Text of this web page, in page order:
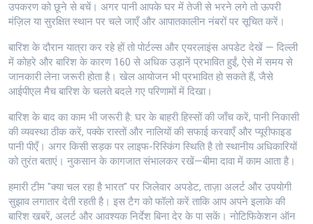
उपकरण को छूने से बचें। अगर पानी आपके घर में तेजी से भरने लगे तो ऊपरी
मंज़िल या सुरक्षित स्थान पर चले जाएँ और आपातकालीन नंबरों पर सूचित करें।
बारिश के दौरान यात्रा कर रहे हों तो पोर्टल्स और एयरलाइंस अपडेट देखें — दिल्ली
में कोहरे और बारिश के कारण 160 से अधिक उड़ानें प्रभावित हुईं, ऐसे में समय से
जानकारी लेना जरूरी होता है। खेल आयोजन भी प्रभावित हो सकते हैं, जैसे
आईपीएल मैच बारिश के चलते बदले गए परिणामों में दिखा।
बारिश के बाद का काम भी जरूरी है: घर के बाहरी हिस्सों की जाँच करें, पानी निकासी
की व्यवस्था ठीक करें, पक्के रास्तों और नालियों की सफाई करवाएँ और प्यूरीफाइड
पानी पीएँ। अगर किसी सड़क पर लाइफ-रिस्किंग स्थिति है तो स्थानीय अधिकारियों
को तुरंत बताएं। नुकसान के कागजात संभालकर रखें—बीमा दावा में काम आता है।
हमारी टीम "क्या चल रहा है भारत" पर जिलेवार अपडेट, ताज़ा अलर्ट और उपयोगी
सुझाव लगातार देती रहती है। इस टैग को फॉलो करें ताकि आप अपने इलाके की
बारिश खबरें, अलर्ट और आवश्यक निर्देश बिना देर के पा सकें। नोटिफिकेशन ऑन